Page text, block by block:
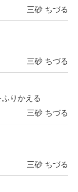
三砂 ちづる
三砂 ちづる
りかえる
三砂 ちづる
三砂 ちづる